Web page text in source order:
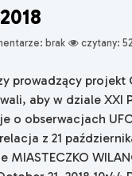
brak czytany:
prowadzący projekt
aby w dziale XXI
o obserwacjach
z 21
MIASTECZKO